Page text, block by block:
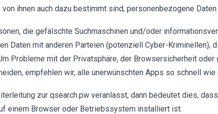
ihnen auch dazu bestimmt sind, personenbezogene Daten
die gefälschte Suchmaschinen und/oder
Daten mit anderen Parteien (potenziell Cyber-Kriminellen),
Probleme mit der Privatsphäre, der Browsersicherheit oder
empfehlen wir, alle unerwünschten Apps so schnell
zur qsearch.pw veranlasst, dann bedeutet dies,
einem Browser oder Betriebssystem installiert ist.